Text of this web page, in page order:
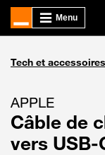
Boutique Orange
Tech et accessoires
APPLE
Câble de
vers USB-